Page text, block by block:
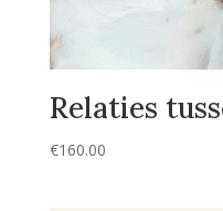
Relaties
€160.00